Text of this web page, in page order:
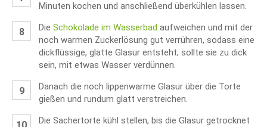
Minuten kochen und anschließend überkühlen lassen.
Die Schokolade im Wasserbad aufweichen und mit der
noch warmen Zuckerlösung gut verrühren, sodass eine
dickflüssige, glatte Glasur entsteht; sollte sie zu dick
sein, mit etwas Wasser verdünnen.
Danach die noch lippenwarme Glasur über die Torte
gießen und rundum glatt verstreichen.
Die Sachertorte kühl stellen, bis die Glasur getrocknet